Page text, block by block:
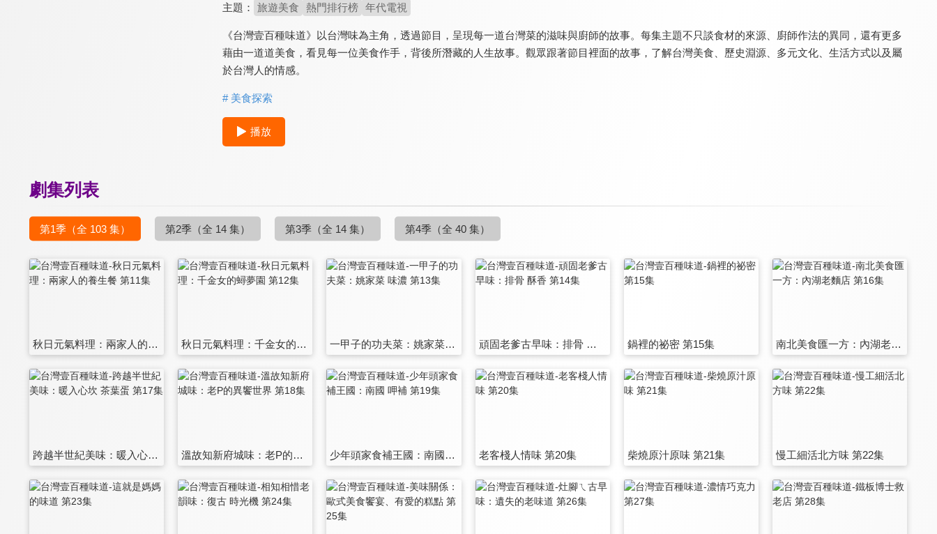
主題： 旅遊美食 熱門排行榜 年代電視
《台灣壹百種味道》以台灣味為主角，透過節目，呈現每一道台灣菜的滋味與廚師的故事。每集主題不只談食材的來源、廚師作法的異同，還有更多
藉由一道道美食，看見每一位美食作手，背後所潛藏的人生故事。觀眾跟著節目裡面的故事，了解台灣美食、歷史淵源、多元文化、生活方式以及屬
於台灣人的情感。
# 美食探索
播放
劇集列表
第1季 （全 103 集） 第2季 （全 14 集） 第3季 （全 14 集） 第4季 （全 40 集）
秋日元氣料理：兩家人的養生餐 第11集 秋日元氣料理：千金女的蟳夢園 第12集 一甲子的功夫菜：姚家菜 味濃 第13集 頑固老爹古早味：排骨 酥香 第14集 鍋裡的祕密 第15集 南北美食匯一方：內湖老麵店 第16集
跨越半世紀美味：暖入心坎 茶葉蛋 第17集 溫故知新府城味：老P的異饗世界 第18集 少年頭家食補王國：南國 呷補 第19集 老客棧人情味 第20集 柴燒原汁原味 第21集 慢工細活北方味 第22集